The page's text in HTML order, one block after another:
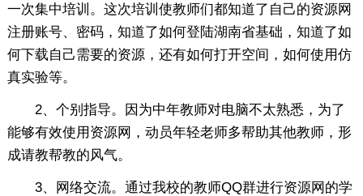
一次集中培训。这次培训使教师们都知道了自己的资源网
注册账号、密码，知道了如何登陆湖南省基础，知道了如
何下载自己需要的资源，还有如何打开空间，如何使用仿
真实验等。
2、个别指导。因为中年教师对电脑不太熟悉，为了
能够有效使用资源网，动员年轻老师多帮助其他教师，形
成请教帮教的风气。
3、网络交流。通过我校的教师QQ群进行资源网的学